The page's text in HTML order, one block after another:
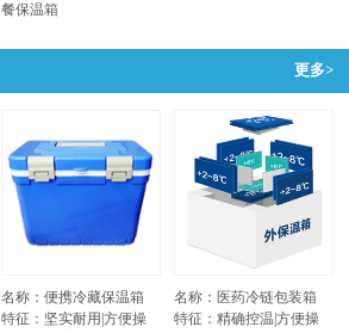
餐保温箱
更多>
名称：便携冷藏保温箱
特征：坚实耐用|方便操
名称：医药冷链包装箱
特征：精确控温|方便操